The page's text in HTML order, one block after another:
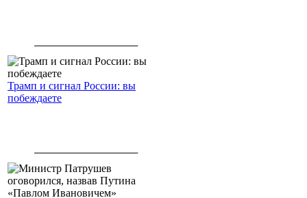
Трамп и сигнал России: вы
побеждаете